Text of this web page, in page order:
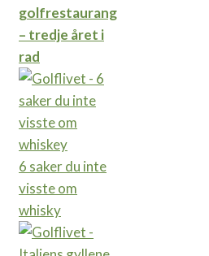
golfrestaurang
– tredje året i
rad
6 saker du inte
visste om
whisky